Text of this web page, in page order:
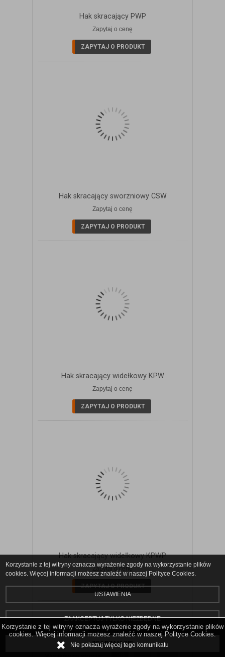
Hak skracający PWP
Zapytaj o cenę
ZAPYTAJ O PRODUKT
ZOBACZ SZCZEGÓŁY
Hak skracający sworzniowy CSW
Zapytaj o cenę
ZAPYTAJ O PRODUKT
ZOBACZ SZCZEGÓŁY
Hak skracający widełkowy KPW
Zapytaj o cenę
ZAPYTAJ O PRODUKT
ZOBACZ SZCZEGÓŁY
Hak skracający widełkowy KPWP
Zapytaj o cenę
ZAPYTAJ O PRODUKT
Strona 1 2 3 ... 11
ogółem produktów: 385
Korzystanie z tej witryny oznacza wyrażenie zgody na wykorzystanie plików
cookies. Więcej informacji możesz znaleźć w naszej Polityce Cookies.
Nie pokazuj więcej tego komunikatu
Korzystanie z tej witryny oznacza wyrażenie zgody na wykorzystanie plików
cookies. Więcej informacji możesz znaleźć w naszej Polityce Cookies.
USTAWIENIA
ZAAKCEPTUJ TYLKO NIEZBĘDNE
ZGADZAM SIĘ